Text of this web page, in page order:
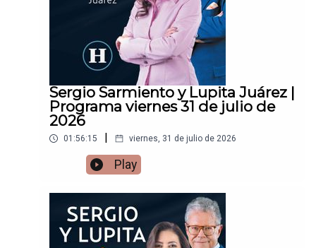
Sergio Sarmiento y Lupita Juárez |
Programa viernes 31 de julio de
2026
01:56:15 viernes, 31 de julio de 2026
Play